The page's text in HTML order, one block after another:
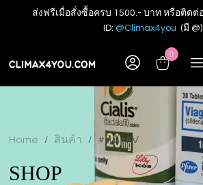
ส่งฟรีเมื่อสั่งซื้อครบ 1500.- บาท หรือติดต่
ID: @Climax4you (มี @)
0
Home / สินค้า / #หนังAV
SHOP